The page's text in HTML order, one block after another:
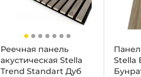
Реечная панель
акустическая Stella
Trend Standart Дуб
Stella